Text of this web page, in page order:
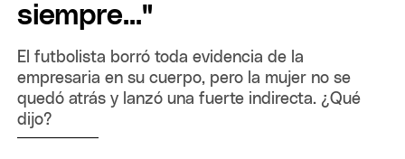
siempre..."
El futbolista borró toda evidencia de la
empresaria en su cuerpo, pero la mujer no se
quedó atrás y lanzó una fuerte indirecta. ¿Qué
dijo?